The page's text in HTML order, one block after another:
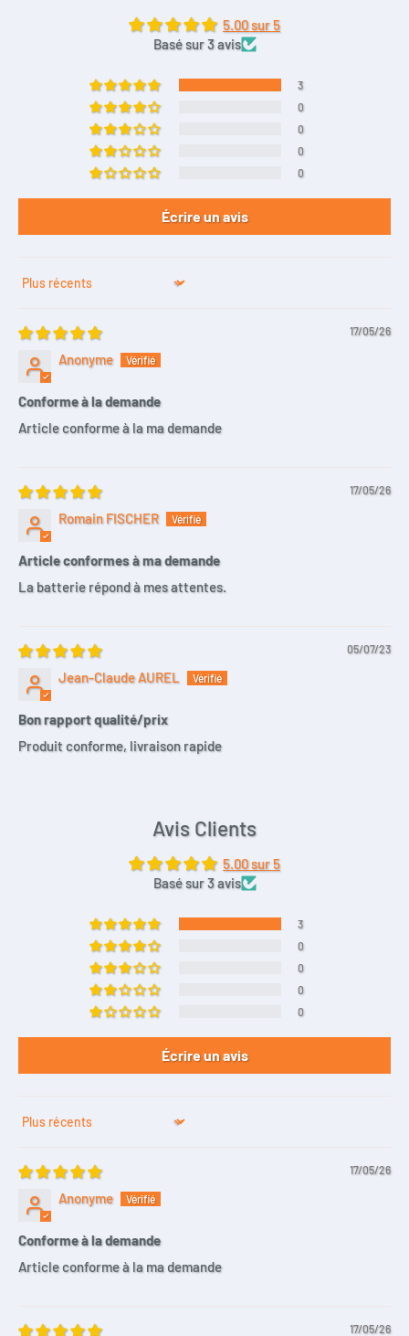
5.00 sur 5
Basé sur 3 avis
3
0
0
0
0
Écrire un avis
Sort by
17/05/26
Anonyme
Conforme à la demande
Article conforme à la ma demande
17/05/26
Romain FISCHER
Article conformes à ma demande
La batterie répond à mes attentes.
05/07/23
Jean-Claude AUREL
Bon rapport qualité/prix
Produit conforme, livraison rapide
Avis Clients
5.00 sur 5
Basé sur 3 avis
3
0
0
0
0
Écrire un avis
Sort by
17/05/26
Anonyme
Conforme à la demande
Article conforme à la ma demande
17/05/26